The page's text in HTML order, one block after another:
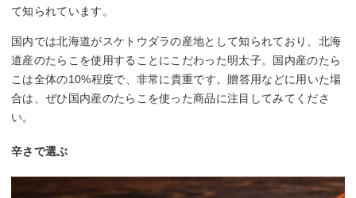
て知られています。
国内では北海道がスケトウダラの産地として知られており、北海
道産のたらこを使用することにこだわった明太子。国内産のたら
こは全体の10%程度で、非常に貴重です。贈答用などに用いた場
合は、ぜひ国内産のたらこを使った商品に注目してみてくださ
い。
辛さで選ぶ